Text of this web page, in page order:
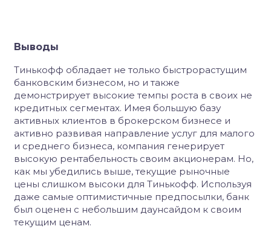
Выводы
Тинькофф обладает не только быстрорастущим
банковским бизнесом, но и также
демонстрирует высокие темпы роста в своих не
кредитных сегментах. Имея большую базу
активных клиентов в брокерском бизнесе и
активно развивая направление услуг для малого
и среднего бизнеса, компания генерирует
высокую рентабельность своим акционерам. Но,
как мы убедились выше, текущие рыночные
цены слишком высоки для Тинькофф. Используя
даже самые оптимистичные предпосылки, банк
был оценен с небольшим даунсайдом к своим
текущим ценам.